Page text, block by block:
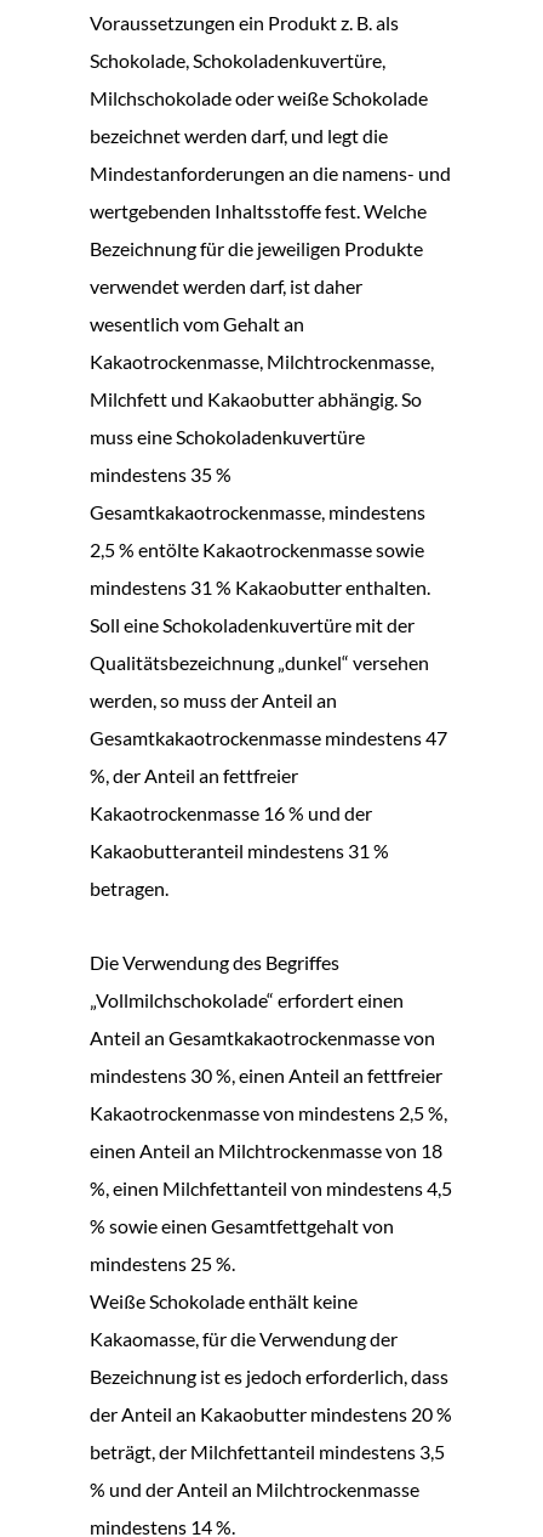
Voraussetzungen ein Produkt z. B. als
Schokolade, Schokoladenkuvertüre,
Milchschokolade oder weiße Schokolade
bezeichnet werden darf, und legt die
Mindestanforderungen an die namens- und
wertgebenden Inhaltsstoffe fest. Welche
Bezeichnung für die jeweiligen Produkte
verwendet werden darf, ist daher
wesentlich vom Gehalt an
Kakaotrockenmasse, Milchtrockenmasse,
Milchfett und Kakaobutter abhängig. So
muss eine Schokoladenkuvertüre
mindestens 35 %
Gesamtkakaotrockenmasse, mindestens
2,5 % entölte Kakaotrockenmasse sowie
mindestens 31 % Kakaobutter enthalten.
Soll eine Schokoladenkuvertüre mit der
Qualitätsbezeichnung „dunkel“ versehen
werden, so muss der Anteil an
Gesamtkakaotrockenmasse mindestens 47
%, der Anteil an fettfreier
Kakaotrockenmasse 16 % und der
Kakaobutteranteil mindestens 31 %
betragen.
Die Verwendung des Begriffes
„Vollmilchschokolade“ erfordert einen
Anteil an Gesamtkakaotrockenmasse von
mindestens 30 %, einen Anteil an fettfreier
Kakaotrockenmasse von mindestens 2,5 %,
einen Anteil an Milchtrockenmasse von 18
%, einen Milchfettanteil von mindestens 4,5
% sowie einen Gesamtfettgehalt von
mindestens 25 %.
Weiße Schokolade enthält keine
Kakaomasse, für die Verwendung der
Bezeichnung ist es jedoch erforderlich, dass
der Anteil an Kakaobutter mindestens 20 %
beträgt, der Milchfettanteil mindestens 3,5
% und der Anteil an Milchtrockenmasse
mindestens 14 %.